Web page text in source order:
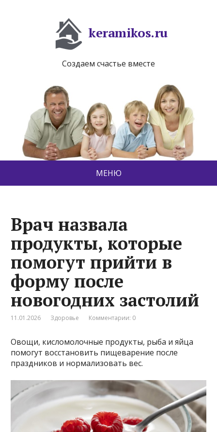
keramikos.ru
Создаем счастье вместе
МЕНЮ
Врач назвала
продукты, которые
помогут прийти в
форму после
новогодних застолий
11.01.2026 Здоровье Комментарии: 0
Овощи, кисломолочные продукты, рыба и яйца
помогут восстановить пищеварение после
праздников и нормализовать вес.